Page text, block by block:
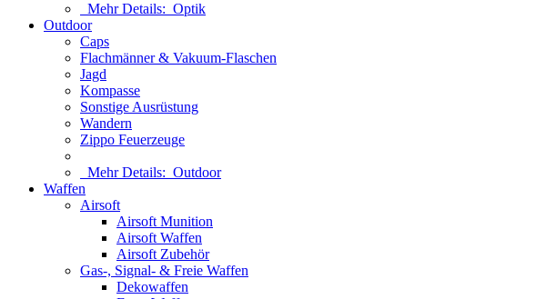
Mehr Details: Optik
Outdoor
Caps
Flachmänner & Vakuum-Flaschen
Jagd
Kompasse
Sonstige Ausrüstung
Wandern
Zippo Feuerzeuge
Mehr Details: Outdoor
Waffen
Airsoft
Airsoft Munition
Airsoft Waffen
Airsoft Zubehör
Gas-, Signal- & Freie Waffen
Dekowaffen